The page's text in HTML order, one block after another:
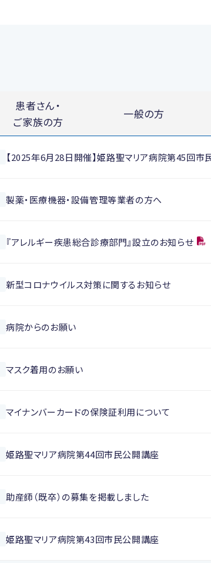
患者さん・
ご家族の方
一般の方
【2025年6月28日開催】姫路聖マリア病院第45回市
製薬・医療機器・設備管理等業者の方へ
『アレルギー疾患総合診療部門』設立のお知らせ
新型コロナウイルス対策に関するお知らせ
病院からのお願い
マスク着用のお願い
マイナンバーカードの保険証利用について
姫路聖マリア病院第44回市民公開講座
助産師（既卒）の募集を掲載しました
姫路聖マリア病院第43回市民公開講座